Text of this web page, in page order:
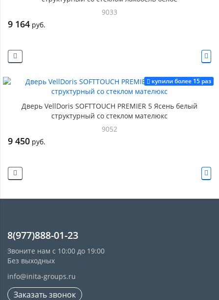
9033
9 164 руб.
купили более 15 раз
Дверь VellDoris SOFTTOUCH PREMIER 5 Ясень белый
структурный со стеклом мателюкс
9052
9 450 руб.
8(977)888-01-23
Звоните нам с 10:00 до 19:00
Без выходных
info@inita-groups.ru
Заказать звонок